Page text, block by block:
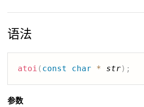
语法
atoi ( const char * str) ;
参数